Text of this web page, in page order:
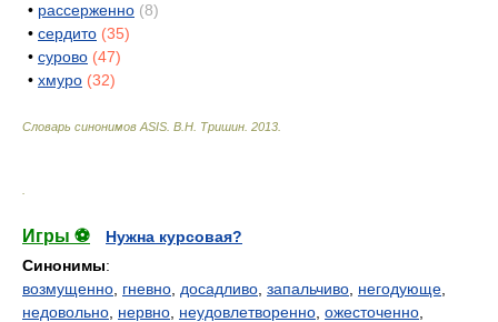
• рассерженно (8)
• сердито (35)
• сурово (47)
• хмуро (32)
Словарь синонимов ASIS. В.Н. Тришин 2013
Игры ⚽
Нужна курсовая?
Синонимы:
возмущенно гневно досадливо запальчиво негодующе
недовольно нервно неудовлетворенно ожесточенно